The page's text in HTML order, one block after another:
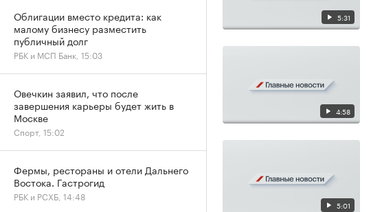
5:31
4:58
5:01
Облигации вместо кредита: как
малому бизнесу разместить
публичный долг
РБК и МСП Банк, 15:03
Овечкин заявил, что после
завершения карьеры будет жить в
Москве
Спорт, 15:02
Фермы, рестораны и отели Дальнего
Востока. Гастрогид
РБК и РСХБ, 14:48